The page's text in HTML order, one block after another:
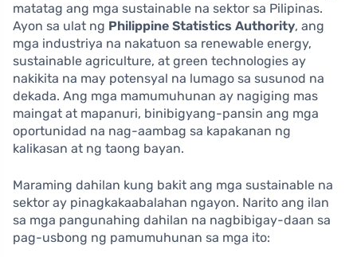
matatag ang mga sustainable na sektor sa Pilipinas.
Ayon sa ulat ng Philippine Statistics Authority, ang
mga industriya na nakatuon sa renewable energy,
sustainable agriculture, at green technologies ay
nakikita na may potensyal na lumago sa susunod na
dekada. Ang mga mamumuhunan ay nagiging mas
maingat at mapanuri, binibigyang-pansin ang mga
oportunidad na nag-aambag sa kapakanan ng
kalikasan at ng taong bayan.
Maraming dahilan kung bakit ang mga sustainable na
sektor ay pinagkakaabalahan ngayon. Narito ang ilan
sa mga pangunahing dahilan na nagbibigay-daan sa
pag-usbong ng pamumuhunan sa mga ito: